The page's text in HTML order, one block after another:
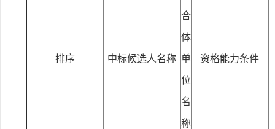
排序 中标候选人名称
合
体
单
位
名
称
资格能力条件